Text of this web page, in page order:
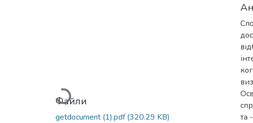
Вантажиться...
Файли
getdocument (1).pdf(320.29 KB)
та